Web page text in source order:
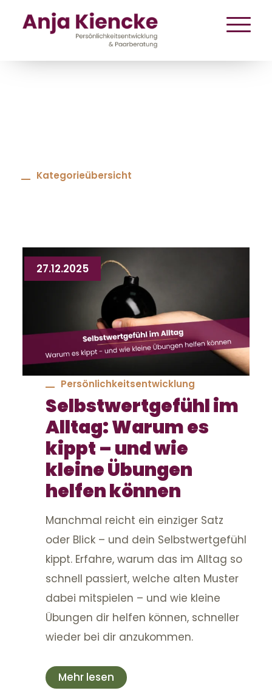
Kategorieübersicht
27.12.2025
Persönlichkeitsentwicklung
Selbstwertgefühl im
Alltag: Warum es
kippt – und wie
kleine Übungen
helfen können
Manchmal reicht ein einziger Satz
oder Blick – und dein Selbstwertgefühl
kippt. Erfahre, warum das im Alltag so
schnell passiert, welche alten Muster
dabei mitspielen – und wie kleine
Übungen dir helfen können, schneller
wieder bei dir anzukommen.
Mehr lesen